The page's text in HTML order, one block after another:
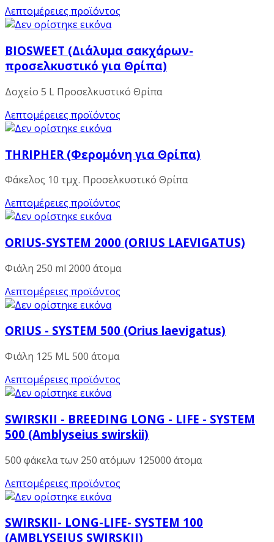
Λεπτομέρειες προϊόντος
BIOSWEET (Διάλυμα σακχάρων-
προσελκυστικό για Θρίπα)
Δοχείο 5 L Προσελκυστικό Θρίπα
Λεπτομέρειες προϊόντος
THRIPHER (Φερομόνη για Θρίπα)
Φάκελος 10 τμχ. Προσελκυστικό Θρίπα
Λεπτομέρειες προϊόντος
ORIUS-SYSTEM 2000 (ORIUS LAEVIGATUS)
Φιάλη 250 ml 2000 άτομα
Λεπτομέρειες προϊόντος
ORIUS - SYSTEM 500 (Orius laevigatus)
Φιάλη 125 ML 500 άτομα
Λεπτομέρειες προϊόντος
SWIRSKII - BREEDING LONG - LIFE - SYSTEM
500 (Amblyseius swirskii)
500 φάκελα των 250 ατόμων 125000 άτομα
Λεπτομέρειες προϊόντος
SWIRSKII- LONG-LIFE- SYSTEM 100
(AMBLYSEIUS SWIRSKII)